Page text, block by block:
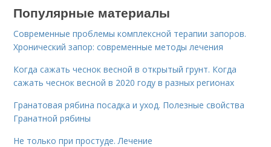
Популярные материалы
Современные проблемы комплексной терапии запоров.
Хронический запор: современные методы лечения
Когда сажать чеснок весной в открытый грунт. Когда
сажать чеснок весной в 2020 году в разных регионах
Гранатовая рябина посадка и уход. Полезные свойства
Гранатной рябины
Не только при простуде. Лечение